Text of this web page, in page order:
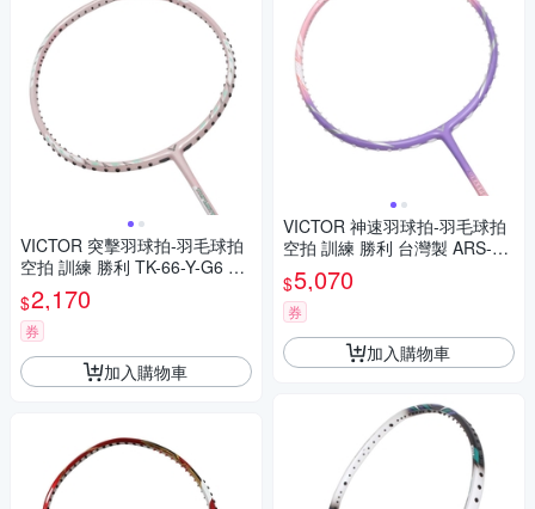
VICTOR 突擊羽球拍-羽毛球拍
空拍 訓練 勝利 TK-66-Y-G6 淺
粉綠白
$2,170
券
加入購物車
VICTOR 神速羽球拍-羽毛球拍
空拍 訓練 勝利 台灣製 ARS-90
F-J-5U 紫粉銀
$5,070
券
加入購物車